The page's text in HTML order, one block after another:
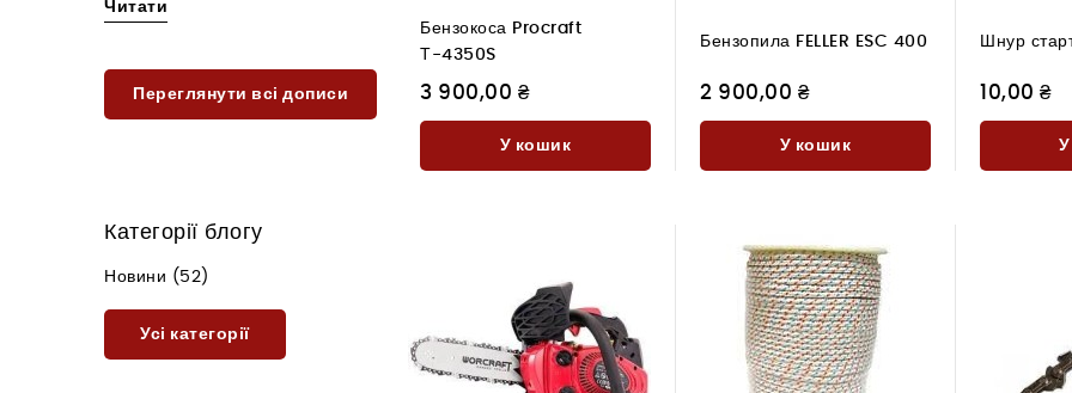
Читати
Читати Читати
Переглянути всі дописи
Категорії блогу
Новини (52)
Усі категорії
Бензокоса Procraft
Т-4350S
3 900,00 ₴
У кошик
Бензопила FELLER ESC 400
2 900,00 ₴
У кошик
Шнур
10,00 ₴